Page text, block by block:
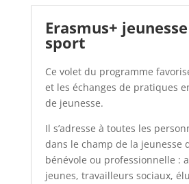
Erasmus+
sport
Ce volet du programme
et les échanges de pratiques
de jeunesse.
Il s’adresse à toutes les
dans le champ de la jeunesse
bénévole ou professionnelle :
jeunes, travailleurs sociaux,